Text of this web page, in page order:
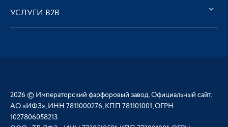
УСЛУГИ В2В
2026 © Императорский фарфоровый завод. Официальный сайт.
АО «ИФЗ», ИНН 7811000276, КПП 781101001, ОГРН
1027806058213